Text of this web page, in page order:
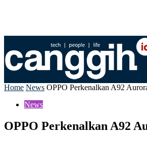
Home News OPPO Perkenalkan A92
News
OPPO Perkenalkan A92